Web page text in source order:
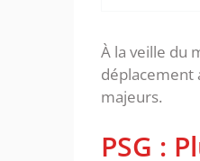
À la veille du
déplacement
majeurs.
PSG :